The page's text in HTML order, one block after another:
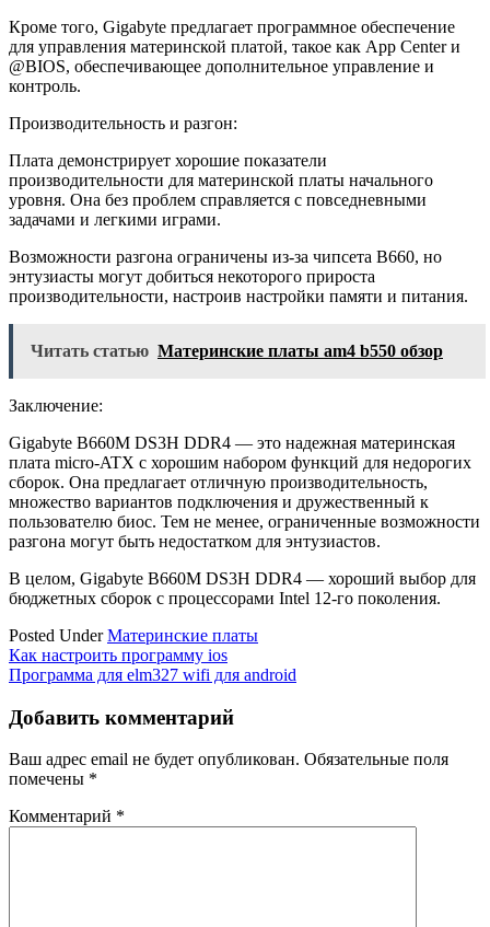
Кроме того, Gigabyte предлагает программное обеспечение
для управления материнской платой, такое как App Center и
@BIOS, обеспечивающее дополнительное управление и
контроль.
Производительность и разгон:
Плата демонстрирует хорошие показатели
производительности для материнской платы начального
уровня. Она без проблем справляется с повседневными
задачами и легкими играми.
Возможности разгона ограничены из-за чипсета B660, но
энтузиасты могут добиться некоторого прироста
производительности, настроив настройки памяти и питания.
Читать статью Материнские платы am4 b550 обзор
Заключение:
Gigabyte B660M DS3H DDR4 — это надежная материнская
плата micro-ATX с хорошим набором функций для недорогих
сборок. Она предлагает отличную производительность,
множество вариантов подключения и дружественный к
пользователю биос. Тем не менее, ограниченные возможности
разгона могут быть недостатком для энтузиастов.
В целом, Gigabyte B660M DS3H DDR4 — хороший выбор для
бюджетных сборок с процессорами Intel 12-го поколения.
Posted UnderМатеринские платы
Навигация
по
записям
Как настроить программу ios
Программа для elm327 wifi для android
Добавить комментарий
Ваш адрес email не будет опубликован. Обязательные поля
помечены *
Комментарий *